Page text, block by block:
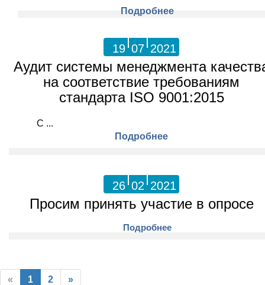
Подробнее
19 07 2021
Аудит системы менеджмента
на соответствие требованиям
стандарта ISO 9001:2015
С ...
Подробнее
26 02 2021
Просим принять участие в опросе
Подробнее
« 1 2 »